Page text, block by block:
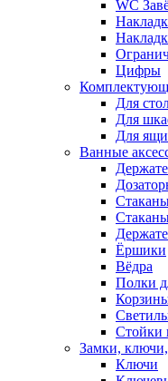
WC
Цифры
Для
Для
Для
Ванные
Ёршики
Вёдра
Полки
Стойки
Замки,
Ключи